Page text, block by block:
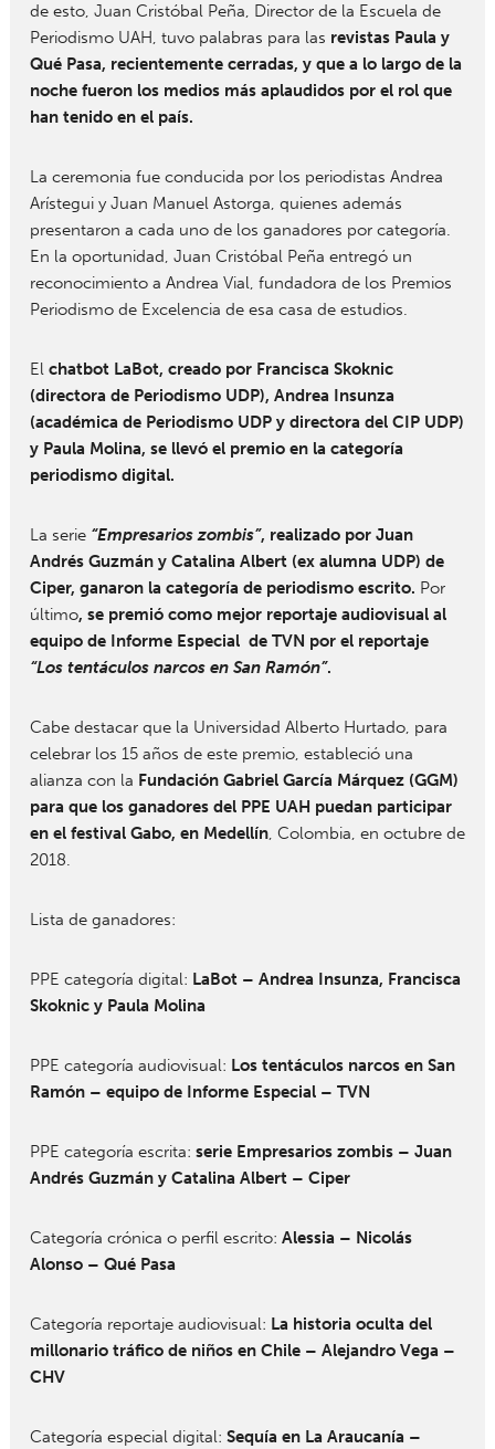
de esto, Juan Cristóbal Peña, Director de la Escuela de
Periodismo UAH, tuvo palabras para las revistas Paula y
Qué Pasa, recientemente cerradas, y que a lo largo de la
noche fueron los medios más aplaudidos por el rol que
han tenido en el país.
La ceremonia fue conducida por los periodistas Andrea
Arístegui y Juan Manuel Astorga, quienes además
presentaron a cada uno de los ganadores por categoría.
En la oportunidad, Juan Cristóbal Peña entregó un
reconocimiento a Andrea Vial, fundadora de los Premios
Periodismo de Excelencia de esa casa de estudios.
El chatbot LaBot, creado por Francisca Skoknic
(directora de Periodismo UDP), Andrea Insunza
(académica de Periodismo UDP y directora del CIP UDP)
y Paula Molina, se llevó el premio en la categoría
periodismo digital.
La serie “Empresarios zombis”, realizado por Juan
Andrés Guzmán y Catalina Albert (ex alumna UDP) de
Ciper, ganaron la categoría de periodismo escrito. Por
último, se premió como mejor reportaje audiovisual al
equipo de Informe Especial de TVN por el reportaje
“Los tentáculos narcos en San Ramón”.
Cabe destacar que la Universidad Alberto Hurtado, para
celebrar los 15 años de este premio, estableció una
alianza con la Fundación Gabriel García Márquez (GGM)
para que los ganadores del PPE UAH puedan participar
en el festival Gabo, en Medellín, Colombia, en octubre de
2018.
Lista de ganadores:
PPE categoría digital: LaBot – Andrea Insunza, Francisca
Skoknic y Paula Molina
PPE categoría audiovisual: Los tentáculos narcos en San
Ramón – equipo de Informe Especial – TVN
PPE categoría escrita: serie Empresarios zombis – Juan
Andrés Guzmán y Catalina Albert – Ciper
Categoría crónica o perfil escrito: Alessia – Nicolás
Alonso – Qué Pasa
Categoría reportaje audiovisual: La historia oculta del
millonario tráfico de niños en Chile – Alejandro Vega –
CHV
Categoría especial digital: Sequía en La Araucanía –